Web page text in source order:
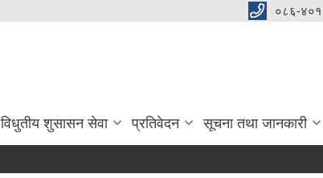
०८६-
विधुतीय शुसासन सेवा प्रतिवेदन सूचना तथा जानकारी